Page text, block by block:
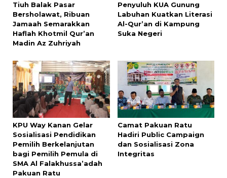
Tiuh Balak Pasar
Bersholawat, Ribuan
Jamaah Semarakkan
Haflah Khotmil Qur’an
Madin Az Zuhriyah
Penyuluh KUA Gunung
Labuhan Kuatkan Literasi
Al-Qur’an di Kampung
Suka Negeri
KPU Way Kanan Gelar
Sosialisasi Pendidikan
Pemilih Berkelanjutan
bagi Pemilih Pemula di
SMA Al Falakhussa’adah
Pakuan Ratu
Camat Pakuan Ratu
Hadiri Public Campaign
dan Sosialisasi Zona
Integritas